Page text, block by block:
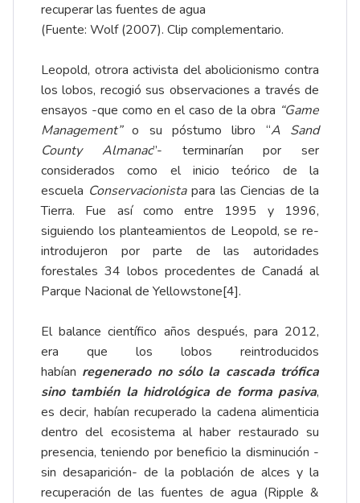
recuperar las fuentes de agua
(Fuente: Wolf (2007). Clip complementario.
Leopold, otrora activista del abolicionismo contra
los lobos, recogió sus observaciones a través de
ensayos -que como en el caso de la obra “Game
Management”o su póstumo libro “A Sand
County Almanac”- terminarían por ser
considerados como el inicio teórico de la
escuela Conservacionistapara las Ciencias de la
Tierra. Fue así como entre 1995 y 1996,
siguiendo los planteamientos de Leopold, se re-
introdujeron por parte de las autoridades
forestales 34 lobos procedentes de Canadá al
Parque Nacional de Yellowstone[4].
El balance científico años después, para 2012,
era que los lobos reintroducidos
habían regenerado no sólo la cascada trófica
sino también la hidrológica de forma pasiva,
es decir, habían recuperado la cadena alimenticia
dentro del ecosistema al haber restaurado su
presencia, teniendo por beneficio la disminución -
sin desaparición- de la población de alces y la
recuperación de las fuentes de agua (Ripple &